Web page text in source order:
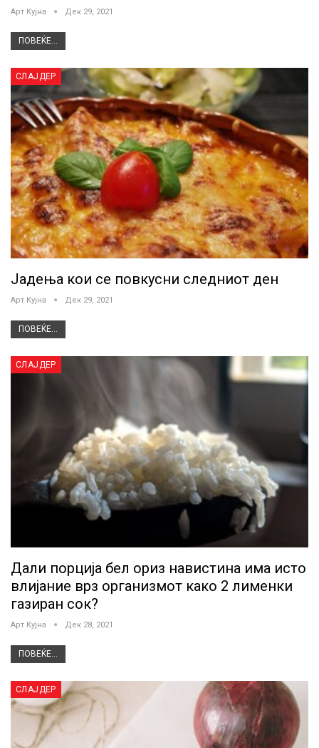
Арт Кујна Дек 29, 2021
ПОВЕЌЕ...
СЛАЈДЕР
Јадења кои се повкусни следниот ден
Арт Кујна Дек 29, 2021
ПОВЕЌЕ...
СЛАЈДЕР
Дали порција бел ориз навистина има исто
влијание врз организмот како 2 лименки
газиран сок?
Арт Кујна Дек 28, 2021
ПОВЕЌЕ...
СЛАЈДЕР